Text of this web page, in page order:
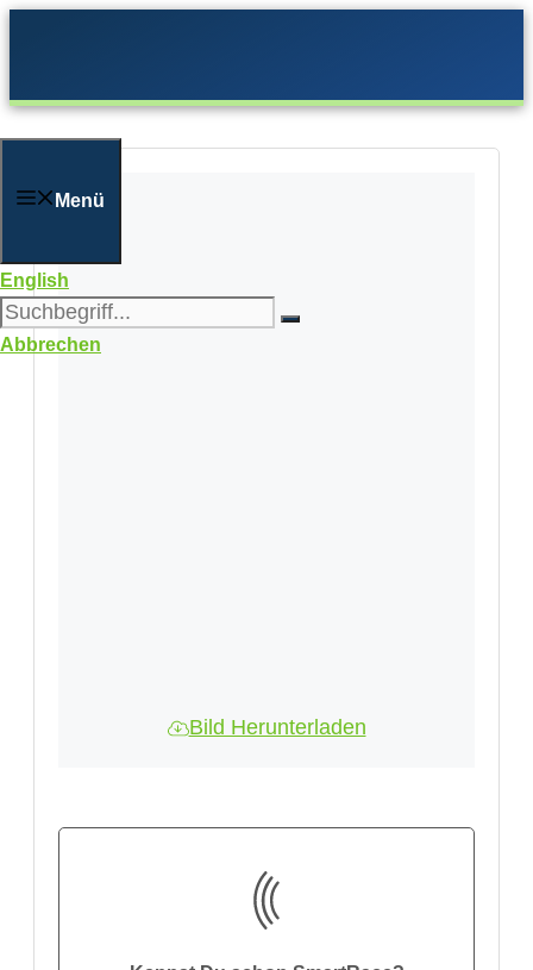
Menü
English
Abbrechen
Bild Herunterladen